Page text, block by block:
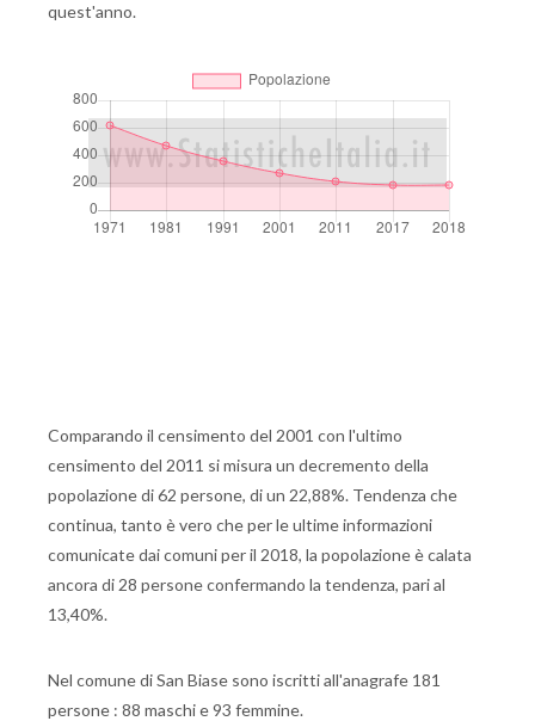
quest'anno.
Comparando il censimento del 2001 con l'ultimo
censimento del 2011 si misura un decremento della
popolazione di 62 persone, di un 22,88%. Tendenza che
continua, tanto è vero che per le ultime informazioni
comunicate dai comuni per il 2018, la popolazione è calata
ancora di 28 persone confermando la tendenza, pari al
13,40%.
Nel comune di San Biase sono iscritti all'anagrafe 181
persone : 88 maschi e 93 femmine.